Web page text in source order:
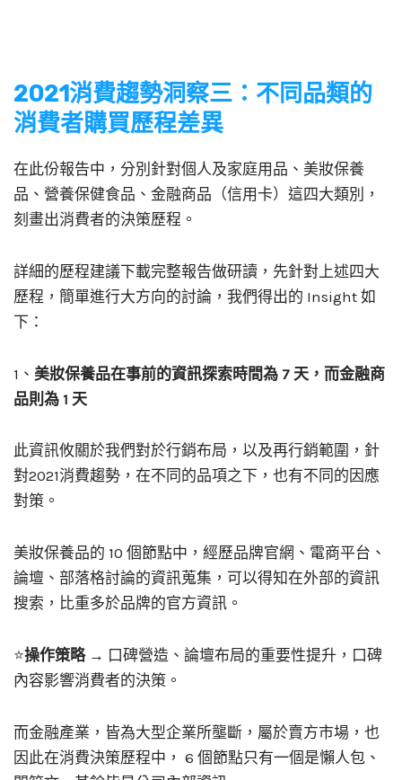
2021消費趨勢洞察三：不同品類的
消費者購買歷程差異
在此份報告中，分別針對個人及家庭用品、美妝保養
品、營養保健食品、金融商品（信用卡）這四大類別，
刻畫出消費者的決策歷程。
詳細的歷程建議下載完整報告做研讀，先針對上述四大
歷程，簡單進行大方向的討論，我們得出的 Insight 如
下：
1、 美妝保養品在事前的資訊探索時間為 7 天，而金融商
品則為 1 天
此資訊攸關於我們對於行銷布局，以及再行銷範圍，針
對2021消費趨勢，在不同的品項之下，也有不同的因應
對策。
美妝保養品的 10 個節點中，經歷品牌官網、電商平台、
論壇、部落格討論的資訊蒐集，可以得知在外部的資訊
搜索，比重多於品牌的官方資訊。
⭐操作策略 → 口碑營造、論壇布局的重要性提升，口碑
內容影響消費者的決策。
而金融產業，皆為大型企業所壟斷，屬於賣方市場，也
因此在消費決策歷程中， 6 個節點只有一個是懶人包、